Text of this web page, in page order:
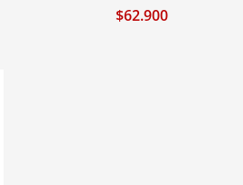
$62.900